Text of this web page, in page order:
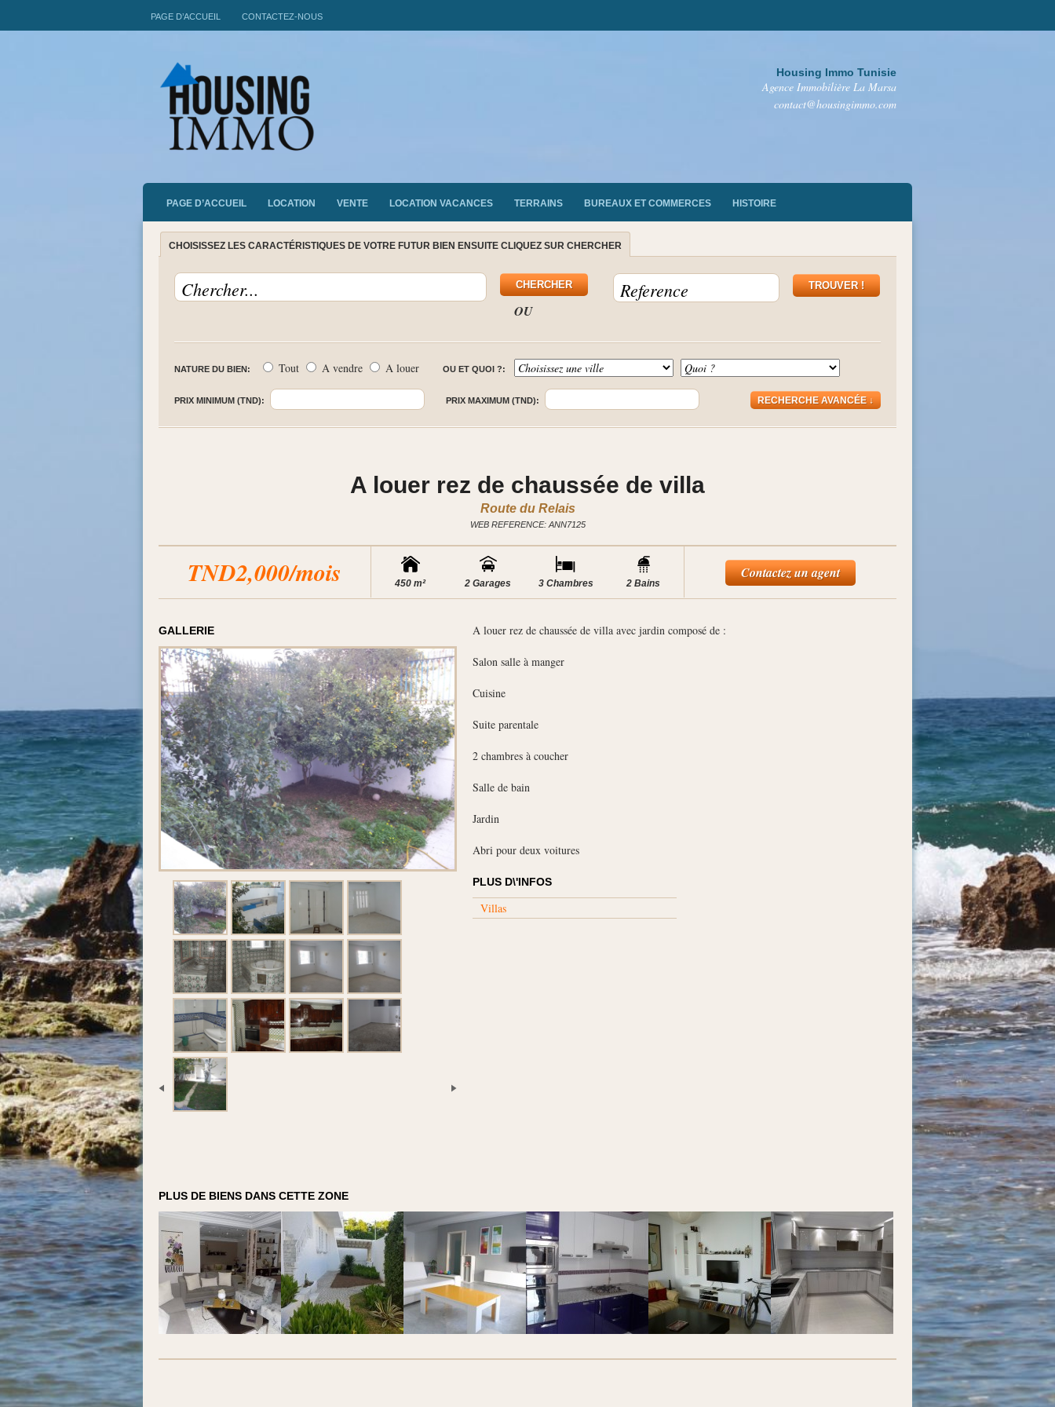
PAGE D’ACCUEIL CONTACTEZ-NOUS
Housing Immo Tunisie
Agence Immobilière La Marsa
contact@housingimmo.com
PAGE D’ACCUEIL LOCATION VENTE LOCATION VACANCES TERRAINS BUREAUX ET COMMERCES HISTOIRE
CHOISISSEZ LES CARACTÉRISTIQUES DE VOTRE FUTUR BIEN ENSUITE CLIQUEZ SUR CHERCHER
OU
NATURE DU BIEN: Tout A vendre A louer OU ET QUOI ?:
PRIX MINIMUM (TND): PRIX MAXIMUM (TND): RECHERCHE AVANCÉE ↓
A louer rez de chaussée de villa
Route du Relais
WEB REFERENCE: ANN7125
TND2,000/mois 450 m² 2 Garages 3 Chambres 2 Bains
Contactez un agent
GALLERIE A louer rez de chaussée de villa avec jardin composé de :
Salon salle à manger
Cuisine
Suite parentale
2 chambres à coucher
Salle de bain
Jardin
Abri pour deux voitures
PLUS D\'INFOS
Villas
PLUS DE BIENS DANS CETTE ZONE